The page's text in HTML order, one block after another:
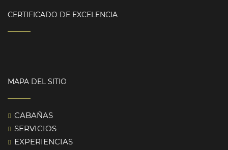
CERTIFICADO DE EXCELENCIA
MAPA DEL SITIO
CABAÑAS
SERVICIOS
EXPERIENCIAS